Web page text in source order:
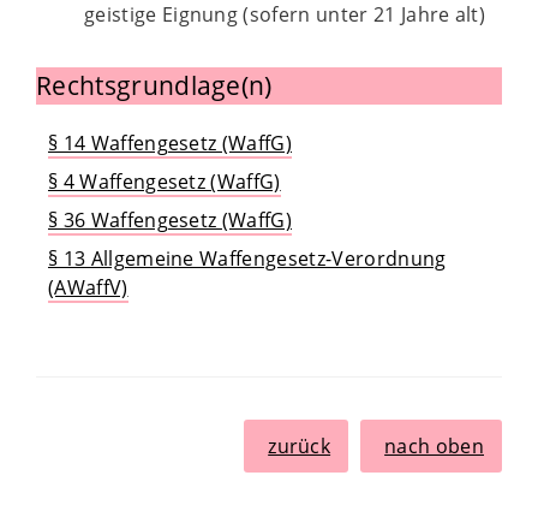
geistige Eignung (sofern unter 21 Jahre alt)
Rechtsgrundlage(n)
§ 14 Waffengesetz (WaffG)
§ 4 Waffengesetz (WaffG)
§ 36 Waffengesetz (WaffG)
§ 13 Allgemeine Waffengesetz-Verordnung
(AWaffV)
zurück nach oben